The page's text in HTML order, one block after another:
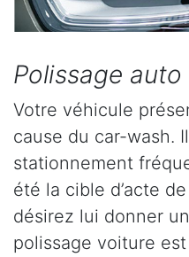
Polissage auto
Votre véhicule
cause du car-wash.
stationnement
été la cible d’acte
désirez lui donner
polissage voiture